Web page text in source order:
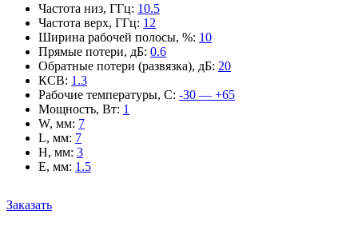
Частота низ, ГГц: 10.5
Частота верх, ГГц: 12
Ширина рабочей полосы, %: 10
Прямые потери, дБ: 0.6
Обратные потери (развязка), дБ: 20
КСВ: 1.3
Рабочие температуры, С: -30 — +65
Мощность, Вт: 1
W, мм: 7
L, мм: 7
H, мм: 3
E, мм: 1.5
Заказать